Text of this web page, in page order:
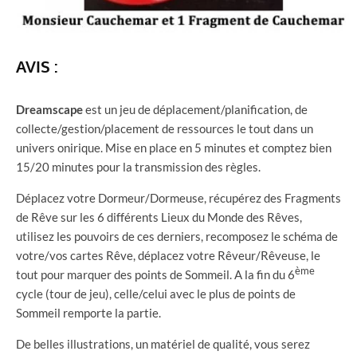
AVIS :
Dreamscapeest un jeu de déplacement/planification, de
collecte/gestion/placement de ressources le tout dans un
univers onirique. Mise en place en 5 minutes et comptez bien
15/20 minutes pour la transmission des règles.
Déplacez votre Dormeur/Dormeuse, récupérez des Fragments
de Rêve sur les 6 différents Lieux du Monde des Rêves,
utilisez les pouvoirs de ces derniers, recomposez le schéma de
votre/vos cartes Rêve, déplacez votre Rêveur/Rêveuse, le
tout pour marquer des points de Sommeil. A la fin du 6ème
cycle (tour de jeu), celle/celui avec le plus de points de
Sommeil remporte la partie.
De belles illustrations, un matériel de qualité, vous serez